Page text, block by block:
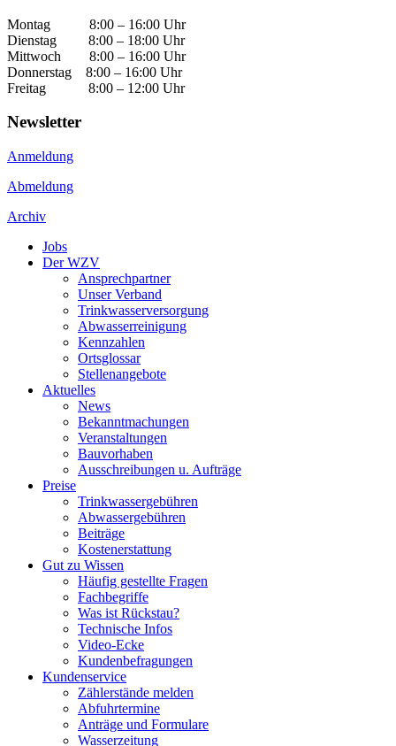
Montag 8:00 – 16:00 Uhr
Dienstag 8:00 – 18:00 Uhr
Mittwoch 8:00 – 16:00 Uhr
Donnerstag 8:00 – 16:00 Uhr
Freitag 8:00 – 12:00 Uhr
Newsletter
Anmeldung
Abmeldung
Archiv
Jobs
Der WZV
Ansprechpartner
Unser Verband
Trinkwasser­versorgung
Abwasserreinigung
Kennzahlen
Ortsglossar
Stellenangebote
Aktuelles
News
Bekanntmachungen
Veranstaltungen
Bauvorhaben
Ausschreibungen u. Aufträge
Preise
Trinkwassergebühren
Abwassergebühren
Beiträge
Kostenerstattung
Gut zu Wissen
Häufig gestellte Fragen
Fachbegriffe
Was ist Rückstau?
Technische Infos
Video-Ecke
Kundenbefragungen
Kundenservice
Zählerstände melden
Abfuhrtermine
Anträge und Formulare
Wasserzeitung